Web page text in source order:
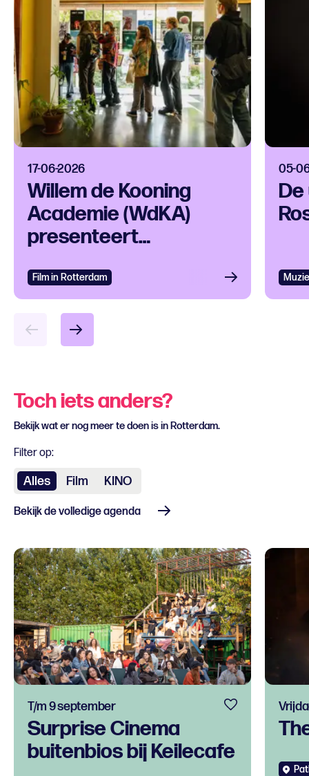
17-06-2026
Willem de Kooning
Academie (WdKA)
presenteert
Festival in KINO
Film in Rotterdam
05-
Toch iets anders?
Bekijk wat er nog meer te doen is in Rotterdam.
Filter op:
Alles Film KINO
Bekijk de volledige agenda
Surprise Cinema
buitenbios bij Keilecafe
T/m 9 september